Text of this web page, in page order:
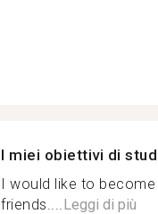
I miei obiettivi di
I would like to
friends....Leggi di più